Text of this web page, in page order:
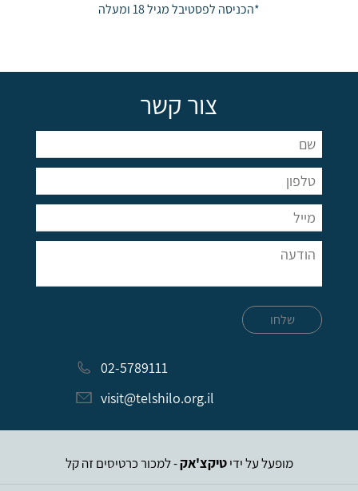
*הכניסה לפסטיבל מגיל 18 ומעלה
צור קשר
שלחו
02-5789111
visit@telshilo.org.il
מופעל על ידיטיקצ'אק- למכור כרטיסים זה קל